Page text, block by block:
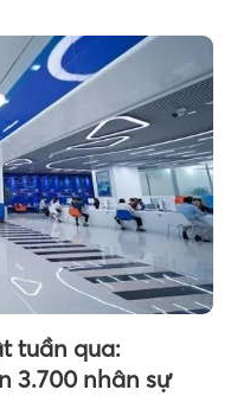
tuần qua:
3.700 nhân sự